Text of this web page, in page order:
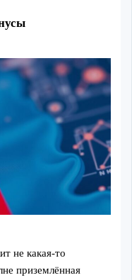
не какая‑то
приземлённая